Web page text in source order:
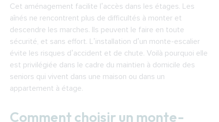
Cet aménagement facilite l’accès dans les étages. Les
aînés ne rencontrent plus de difficultés à monter et
descendre les marches. Ils peuvent le faire en toute
sécurité, et sans effort. L’installation d’un monte-escalier
évite les risques d’accident et de chute. Voilà pourquoi elle
est privilégiée dans le cadre du maintien à domicile des
seniors qui vivent dans une maison ou dans un
appartement à étage.
Comment choisir un monte-